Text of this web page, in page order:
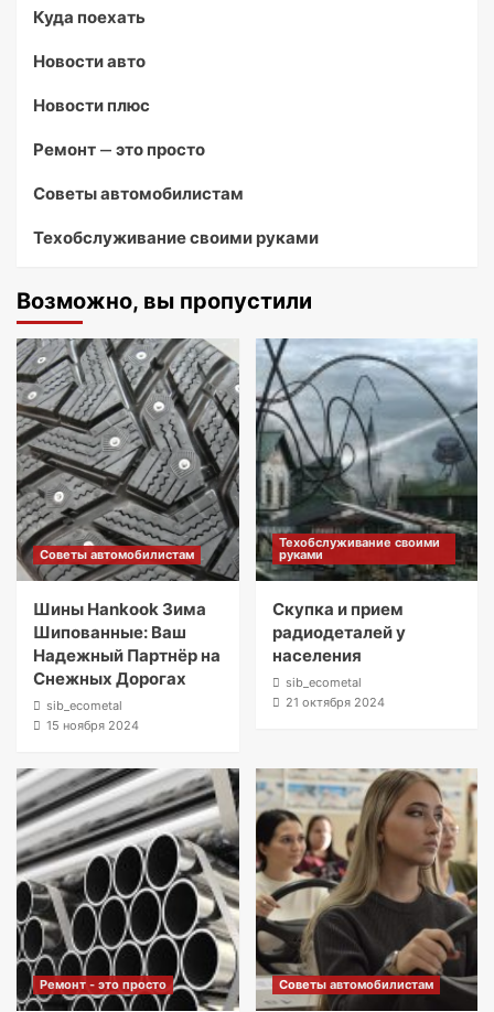
Куда поехать
Новости авто
Новости плюс
Ремонт — это просто
Советы автомобилистам
Техобслуживание своими руками
Возможно, вы пропустили
Советы автомобилистам
Шины Hankook Зима
Шипованные: Ваш
Надежный Партнёр на
Снежных Дорогах
sib_ecometal
15 ноября 2024
Техобслуживание своими
руками
Скупка и прием
радиодеталей у
населения
sib_ecometal
21 октября 2024
Ремонт - это просто Советы автомобилистам